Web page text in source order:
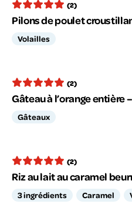
(2)
Pilons de poulet
Volailles
(2)
Gâteau à l’orange entière
Gâteaux
(2)
Riz au lait au caramel
3 ingrédients Caramel